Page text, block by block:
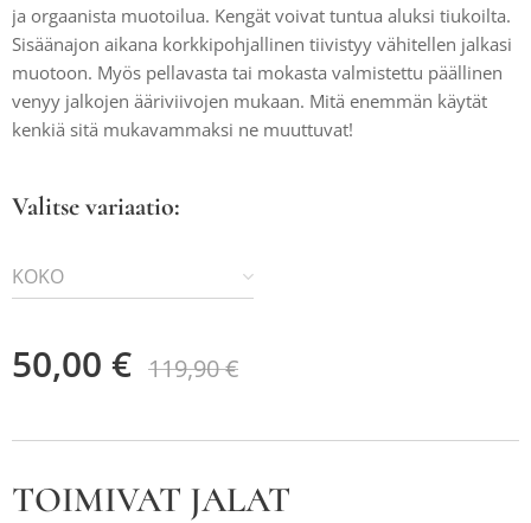
ja orgaanista muotoilua. Kengät voivat tuntua aluksi tiukoilta.
Sisäänajon aikana korkkipohjallinen tiivistyy vähitellen jalkasi
muotoon. Myös pellavasta tai mokasta valmistettu päällinen
venyy jalkojen ääriviivojen mukaan. Mitä enemmän käytät
kenkiä sitä mukavammaksi ne muuttuvat!
Valitse variaatio:
KOKO
50,00 € 119,90€
TOIMIVAT JALAT